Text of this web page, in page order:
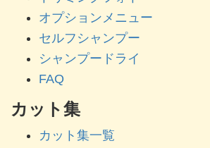
オプションメニュー
セルフシャンプー
シャンプードライ
FAQ
カット集
カット集一覧